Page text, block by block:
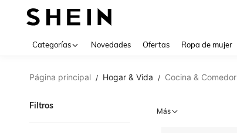
Categorías Novedades Ofertas Ropa de mujer
Página principal / Hogar & Vida / Cocina & Comedor
Filtros
Más